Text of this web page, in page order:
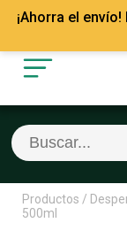
¡Ahorra el envío!
Productos /
500ml